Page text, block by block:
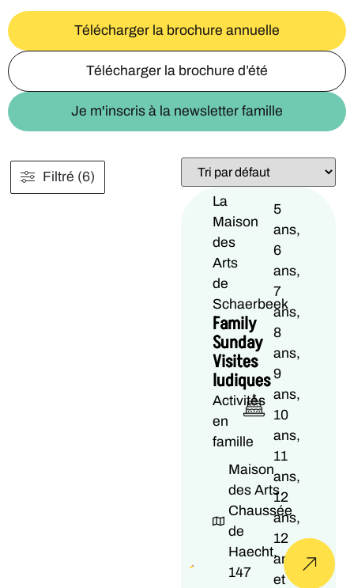
Télécharger la brochure annuelle
Télécharger la brochure d’été
Je m'inscris à la newsletter famille
Filtré (6)
La
Maison
des
Arts
de
Schaerbeek
Family
Sunday
Visites
ludiques
Activités
en
famille
Maison
des Arts
Chaussée
de
Haecht,
147
5
ans,
6
ans,
7
ans,
8
ans,
9
ans,
10
ans,
11
ans,
12
ans,
12
ans
et